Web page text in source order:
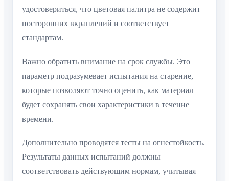
удостовериться, что цветовая палитра не содержит
посторонних вкраплений и соответствует
стандартам.
Важно обратить внимание на срок службы. Это
параметр подразумевает испытания на старение,
которые позволяют точно оценить, как материал
будет сохранять свои характеристики в течение
времени.
Дополнительно проводятся тесты на огнестойкость.
Результаты данных испытаний должны
соответствовать действующим нормам, учитывая